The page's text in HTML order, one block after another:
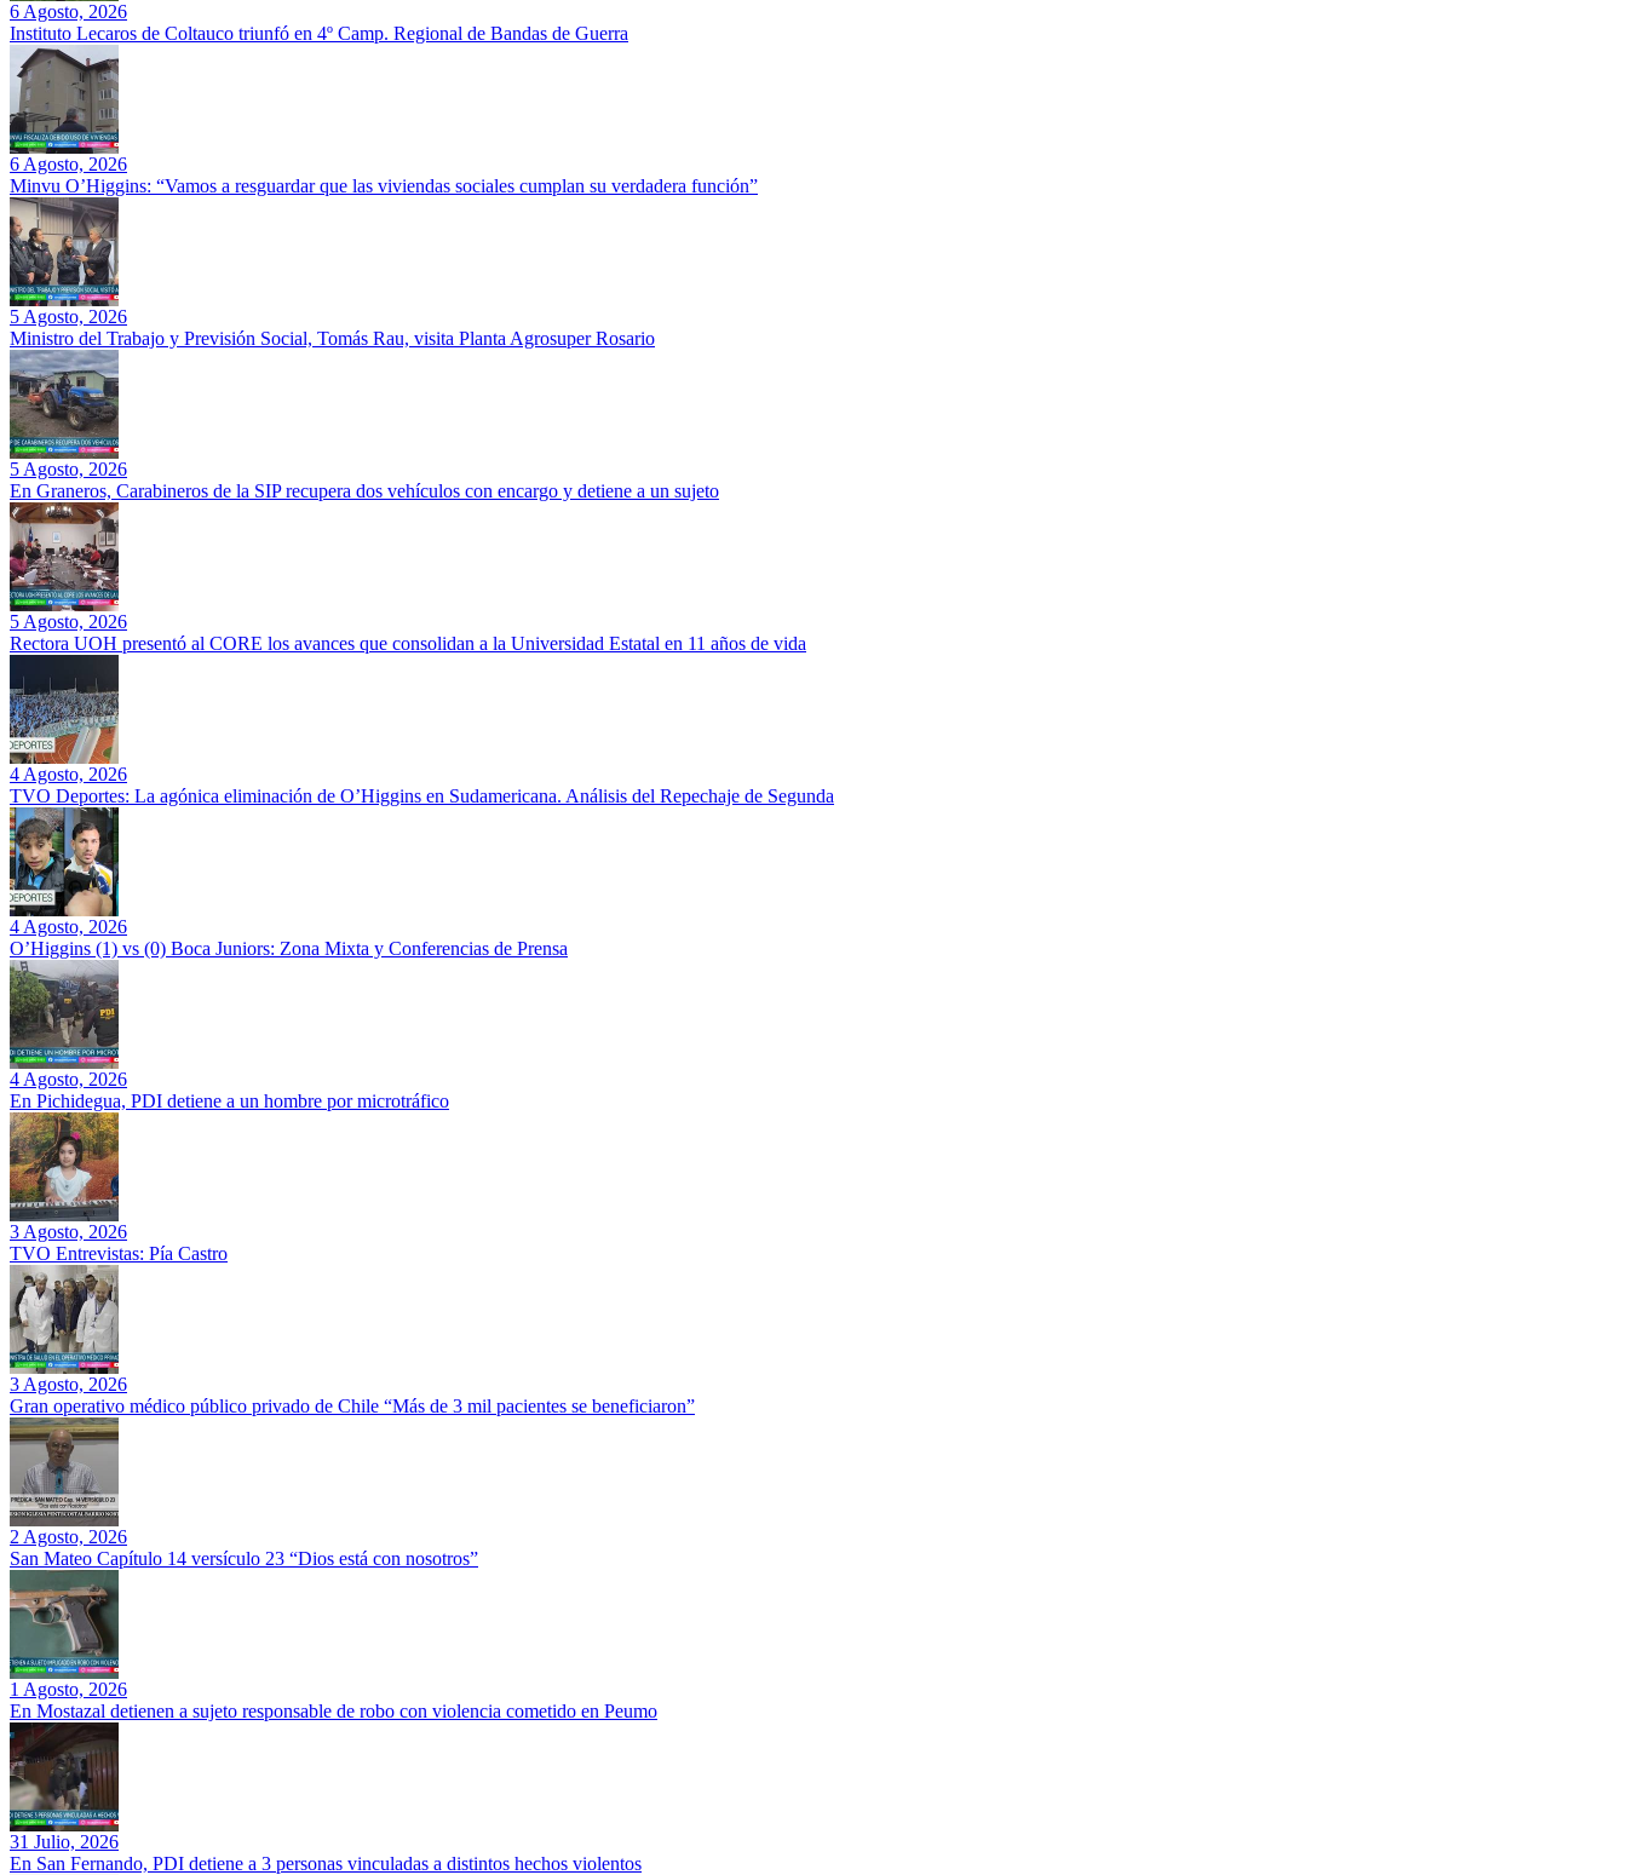
6 Agosto, 2026
Instituto Lecaros de Coltauco triunfó en 4º Camp. Regional de Bandas de Guerra
6 Agosto, 2026
Minvu O’Higgins: “Vamos a resguardar que las viviendas sociales cumplan su verdadera función”
5 Agosto, 2026
Ministro del Trabajo y Previsión Social, Tomás Rau, visita Planta Agrosuper Rosario
5 Agosto, 2026
En Graneros, Carabineros de la SIP recupera dos vehículos con encargo y detiene a un sujeto
5 Agosto, 2026
Rectora UOH presentó al CORE los avances que consolidan a la Universidad Estatal en 11 años de vida
4 Agosto, 2026
TVO Deportes: La agónica eliminación de O’Higgins en Sudamericana. Análisis del Repechaje de Segunda
4 Agosto, 2026
O’Higgins (1) vs (0) Boca Juniors: Zona Mixta y Conferencias de Prensa
4 Agosto, 2026
En Pichidegua, PDI detiene a un hombre por microtráfico
3 Agosto, 2026
TVO Entrevistas: Pía Castro
3 Agosto, 2026
Gran operativo médico público privado de Chile “Más de 3 mil pacientes se beneficiaron”
2 Agosto, 2026
San Mateo Capítulo 14 versículo 23 “Dios está con nosotros”
1 Agosto, 2026
En Mostazal detienen a sujeto responsable de robo con violencia cometido en Peumo
31 Julio, 2026
En San Fernando, PDI detiene a 3 personas vinculadas a distintos hechos violentos